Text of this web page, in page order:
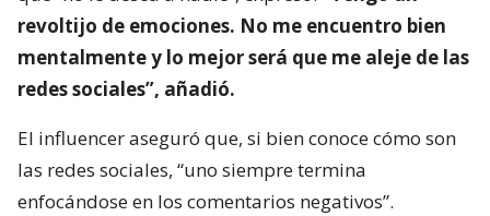
revoltijo de emociones. No me encuentro bien
mentalmente y lo mejor será que me aleje de las
redes sociales”, añadió.
El influencer aseguró que, si bien conoce cómo son
las redes sociales, “uno siempre termina
enfocándose en los comentarios negativos”.